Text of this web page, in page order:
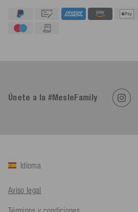
Únete a la #MesleFamily
Idioma
Aviso legal
Sehr gut 👍 Sehr zufrieden
Twitter
Facebook